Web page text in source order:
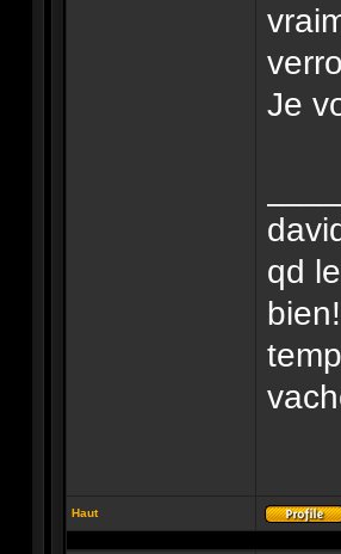
Je
qd
Haut